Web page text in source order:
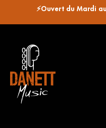
⚡Ouvert du Mardi